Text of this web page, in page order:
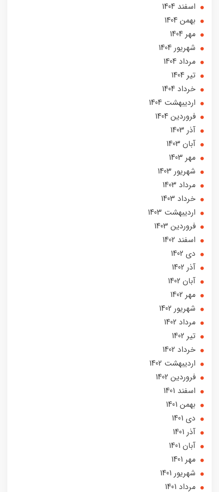
اسفند 1404
بهمن 1404
مهر 1404
شهریور 1404
مرداد 1404
تير 1404
خرداد 1404
ارديبهشت 1404
فروردین 1404
آذر 1403
آبان 1403
مهر 1403
شهریور 1403
مرداد 1403
خرداد 1403
ارديبهشت 1403
فروردین 1403
اسفند 1402
دی 1402
آذر 1402
آبان 1402
مهر 1402
شهریور 1402
مرداد 1402
تير 1402
خرداد 1402
ارديبهشت 1402
فروردین 1402
اسفند 1401
بهمن 1401
دی 1401
آذر 1401
آبان 1401
مهر 1401
شهریور 1401
مرداد 1401